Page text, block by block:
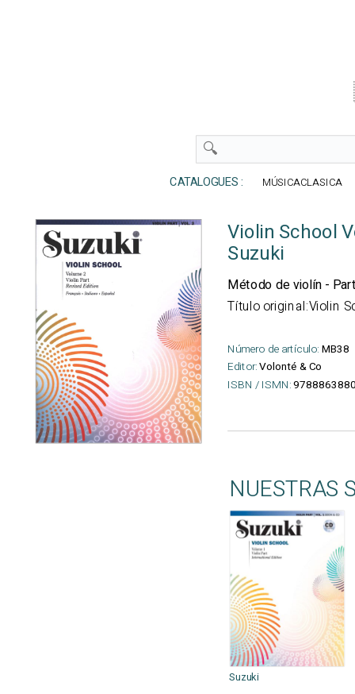
CATALOGUES : MÚSICACLASICA
Violin School
Suzuki
Método de violín -
Título original:Violin
Número de artículo: MB38
Editor:Volonté & Co
ISBN / ISMN:
NUESTRAS
Suzuki